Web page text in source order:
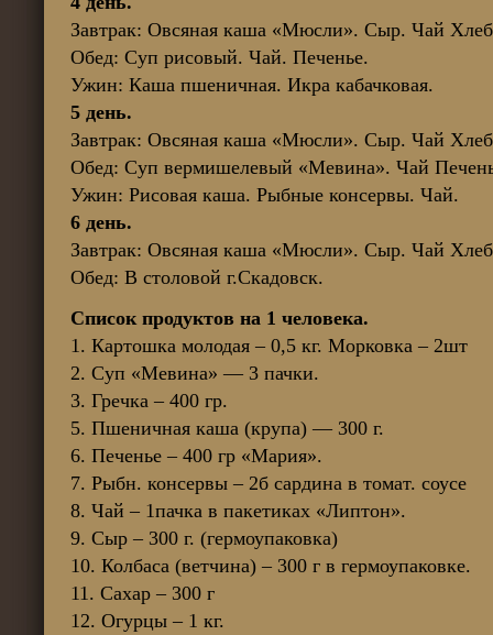
Завтрак: Овсяная каша «Мюсли». Сыр. Чай
Обед: Суп рисовый. Чай. Печенье.
Ужин: Каша пшеничная. Икра кабачковая.
5 день.
Завтрак: Овсяная каша «Мюсли». Сыр. Чай
Обед: Суп вермишелевый «Мевина». Чай
Ужин: Рисовая каша. Рыбные консервы. Чай.
6 день.
Завтрак: Овсяная каша «Мюсли». Сыр. Чай
Обед: В столовой г.Скадовск.
Список продуктов на 1 человека.
1. Картошка молодая – 0,5 кг. Морковка – 2шт
2. Суп «Мевина» — 3 пачки.
3. Гречка – 400 гр.
5. Пшеничная каша (крупа) — 300 г.
6. Печенье – 400 гр «Мария».
7. Рыбн. консервы – 2б сардина в томат. соусе
8. Чай – 1пачка в пакетиках «Липтон».
9. Сыр – 300 г. (гермоупаковка)
10. Колбаса (ветчина) – 300 г в гермоупаковке.
11. Сахар – 300 г
12. Огурцы – 1 кг.